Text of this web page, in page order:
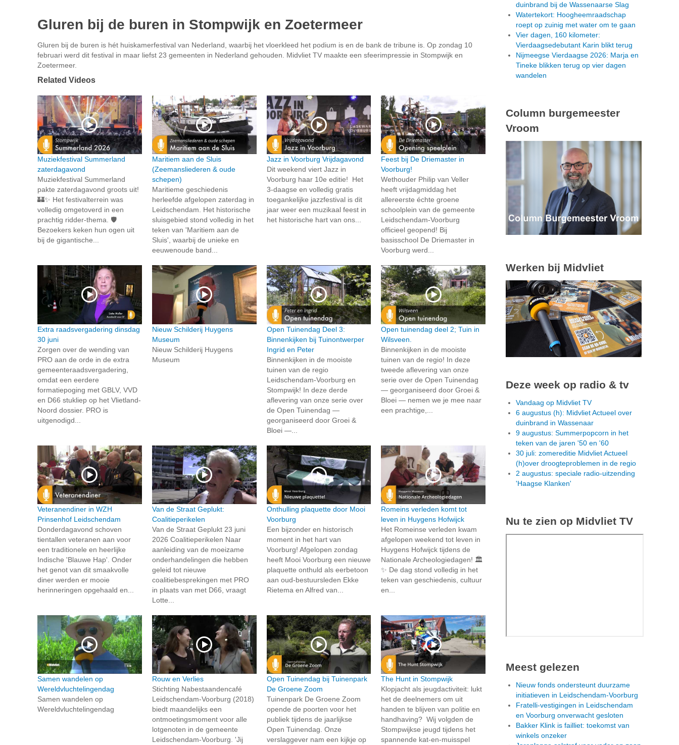
Gluren bij de buren in Stompwijk en Zoetermeer
Gluren bij de buren is hét huiskamerfestival van Nederland, waarbij het vloerkleed het podium is en de bank de tribune is. Op zondag 10
februari werd dit festival in maar liefst 23 gemeenten in Nederland gehouden. Midvliet TV maakte een sfeerimpressie in Stompwijk en
Zoetermeer.
Related Videos
Muziekfestival Summerland
zaterdagavond
Muziekfestival Summerland
pakte zaterdagavond groots uit!
🏰✨ Het festivalterrein was
volledig omgetoverd in een
prachtig ridder-thema. 🛡️
Bezoekers keken hun ogen uit
bij de gigantische...
Maritiem aan de Sluis
(Zeemansliederen & oude
schepen)
Maritieme geschiedenis
herleefde afgelopen zaterdag in
Leidschendam. Het historische
sluisgebied stond volledig in het
teken van 'Maritiem aan de
Sluis', waarbij de unieke en
eeuwenoude band...
Jazz in Voorburg Vrijdagavond
Dit weekend viert Jazz in
Voorburg haar 10e editie! Het
3-daagse en volledig gratis
toegankelijke jazzfestival is dit
jaar weer een muzikaal feest in
het historische hart van ons...
Feest bij De Driemaster in
Voorburg!
Wethouder Philip van Veller
heeft vrijdagmiddag het
allereerste échte groene
schoolplein van de gemeente
Leidschendam-Voorburg
officieel geopend! Bij
basisschool De Driemaster in
Voorburg werd...
Extra raadsvergadering dinsdag
30 juni
Zorgen over de wending van
PRO aan de orde in de extra
gemeenteraadsvergadering,
omdat een eerdere
formatiepoging met GBLV, VVD
en D66 stukliep op het Vlietland-
Noord dossier. PRO is
uitgenodigd...
Nieuw Schilderij Huygens
Museum
Nieuw Schilderij Huygens
Museum
Open Tuinendag Deel 3:
Binnenkijken bij Tuinontwerper
Ingrid en Peter
Binnenkijken in de mooiste
tuinen van de regio
Leidschendam-Voorburg en
Stompwijk! In deze derde
aflevering van onze serie over
de Open Tuinendag —
georganiseerd door Groei &
Bloei —...
Open tuinendag deel 2; Tuin in
Wilsveen.
Binnenkijken in de mooiste
tuinen van de regio! In deze
tweede aflevering van onze
serie over de Open Tuinendag
— georganiseerd door Groei &
Bloei — nemen we je mee naar
een prachtige,...
Veteranendiner in WZH
Prinsenhof Leidschendam
Donderdagavond schoven
tientallen veteranen aan voor
een traditionele en heerlijke
Indische 'Blauwe Hap'. Onder
het genot van dit smaakvolle
diner werden er mooie
herinneringen opgehaald en...
Van de Straat Geplukt:
Coalitieperikelen
Van de Straat Geplukt 23 juni
2026 Coalitieperikelen Naar
aanleiding van de moeizame
onderhandelingen die hebben
geleid tot nieuwe
coalitiebesprekingen met PRO
in plaats van met D66, vraagt
Lotte...
Onthulling plaquette door Mooi
Voorburg
Een bijzonder en historisch
moment in het hart van
Voorburg! Afgelopen zondag
heeft Mooi Voorburg een nieuwe
plaquette onthuld als eerbetoon
aan oud-bestuursleden Ekke
Rietema en Alfred van...
Romeins verleden komt tot
leven in Huygens Hofwijck
Het Romeinse verleden kwam
afgelopen weekend tot leven in
Huygens Hofwijck tijdens de
Nationale Archeologiedagen! 🏛️
✨ De dag stond volledig in het
teken van geschiedenis, cultuur
en...
Samen wandelen op
Wereldvluchtelingendag
Samen wandelen op
Wereldvluchtelingendag
Rouw en Verlies
Stichting Nabestaandencafé
Leidschendam-Voorburg (2018)
biedt maandelijks een
ontmoetingsmoment voor alle
lotgenoten in de gemeente
Leidschendam-Voorburg. 'Jij
Open Tuinendag bij Tuinenpark
De Groene Zoom
Tuinenpark De Groene Zoom
opende de poorten voor het
publiek tijdens de jaarlijkse
Open Tuinendag. Onze
verslaggever nam een kijkje op
The Hunt in Stompwijk
Klopjacht als jeugdactiviteit: lukt
het de deelnemers om uit
handen te blijven van politie en
handhaving? Wij volgden de
Stompwijkse jeugd tijdens het
spannende kat-en-muisspel
duinbrand bij de Wassenaarse Slag
Watertekort: Hoogheemraadschap
roept op zuinig met water om te gaan
Vier dagen, 160 kilometer:
Vierdaagsedebutant Karin blikt terug
Nijmeegse Vierdaagse 2026: Marja en
Tineke blikken terug op vier dagen
wandelen
Column burgemeester
Vroom
Werken bij Midvliet
Deze week op radio & tv
Vandaag op Midvliet TV
6 augustus (h): Midvliet Actueel over
duinbrand in Wassenaar
9 augustus: Summerpopcorn in het
teken van de jaren '50 en '60
30 juli: zomereditie Midvliet Actueel
(h)over droogteproblemen in de regio
2 augustus: speciale radio-uitzending
'Haagse Klanken'
Nu te zien op Midvliet TV
Meest gelezen
Nieuw fonds ondersteunt duurzame
initiatieven in Leidschendam-Voorburg
Fratelli-vestigingen in Leidschendam
en Voorburg onverwacht gesloten
Bakker Klink is failliet: toekomst van
winkels onzeker